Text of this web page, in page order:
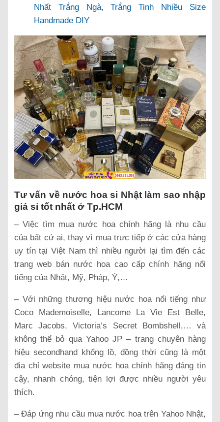
Nhất Trắng Ngà, Trắng Tinh Nhiều Size
Handmade DIY
Tư vấn về nước hoa si Nhật làm sao nhập
giá sỉ tốt nhất ở Tp.HCM
– Việc tìm mua nước hoa chính hãng là nhu cầu
của bất cứ ai, thay vì mua trực tiếp ở các cửa hàng
uy tín tại Việt Nam thì nhiều người lại tìm đến các
trang web bán nước hoa cao cấp chính hãng nổi
tiếng của Nhật, Mỹ, Pháp, Ý,…
– Với những thương hiệu nước hoa nổi tiếng như
Coco Mademoiselle, Lancome La Vie Est Belle,
Marc Jacobs, Victoria’s Secret Bombshell,… và
không thể bỏ qua Yahoo JP – trang chuyên hàng
hiệu secondhand khổng lồ, đồng thời cũng là một
địa chỉ website mua nước hoa chính hãng đáng tin
cậy, nhanh chóng, tiện lợi được nhiều người yêu
thích.
– Đáp ứng nhu cầu mua nước hoa trên Yahoo Nhật,